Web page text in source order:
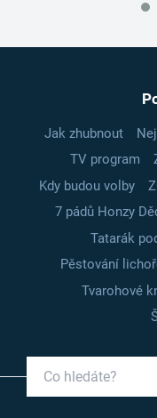
Jak zhubnout
TV program
Kdy budou volby
7 pádů Honzy
Tatarák
Pěstování
Tvarohové